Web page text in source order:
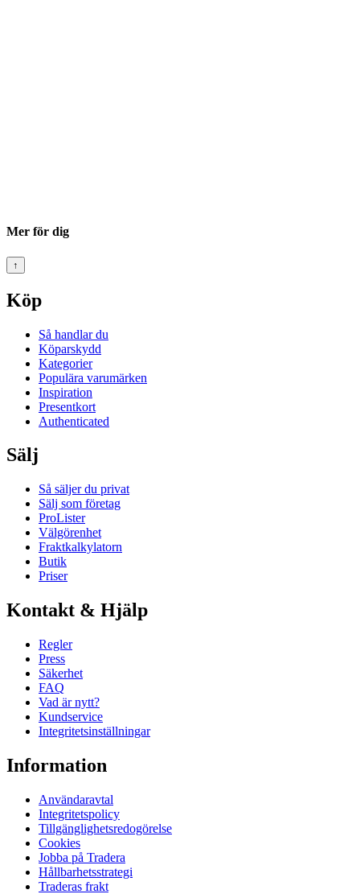
Mer för dig
↑
Köp
Så handlar du
Köparskydd
Kategorier
Populära varumärken
Inspiration
Presentkort
Authenticated
Sälj
Så säljer du privat
Sälj som företag
ProLister
Välgörenhet
Fraktkalkylatorn
Butik
Priser
Kontakt & Hjälp
Regler
Press
Säkerhet
FAQ
Vad är nytt?
Kundservice
Integritetsinställningar
Information
Användaravtal
Integritetspolicy
Tillgänglighetsredogörelse
Cookies
Jobba på Tradera
Hållbarhetsstrategi
Traderas frakt